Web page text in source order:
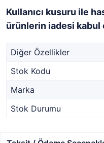
Kullanıcı kusuru ile
ürünlerin iadesi kabul
Diğer Özellikler
Stok Kodu
Marka
Stok Durumu